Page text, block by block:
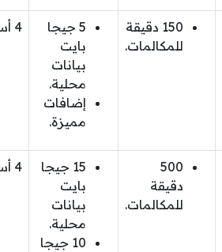
150 دقيقة
للمكالمات.
5 جيجا
بايت
بيانات
محلية.
إضافات
مميزة.
4 أسابيع
500
دقيقة
للمكالمات.
15 جيجا
بايت
بيانات
محلية.
10 جيجا
4 أسابيع